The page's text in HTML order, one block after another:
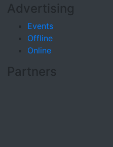
Advertising
Events
Offline
Online
Partners